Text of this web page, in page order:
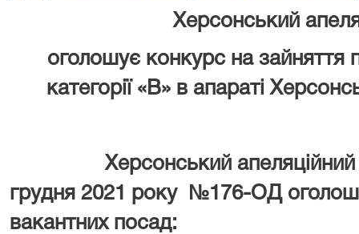
Херсонський
оголошує конкурс на зайняття
категорії «В» в апараті
Херсонський апеляційний
грудня 2021 року №176-ОД
вакантних посад: